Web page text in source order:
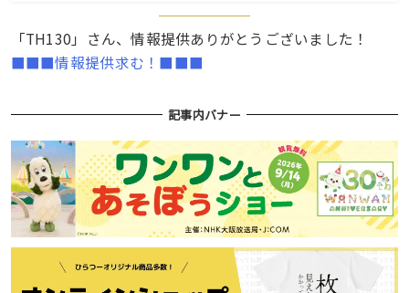
「TH130」さん、情報提供ありがとうございました！
■■■情報提供求む！■■■
記事内バナー